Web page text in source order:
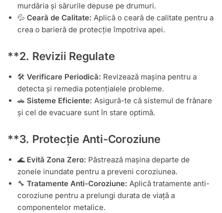
murdăria și sărurile depuse pe drumuri.
💦 Ceară de Calitate: Aplică o ceară de calitate pentru a
crea o barieră de protecție împotriva apei.
**2. Revizii Regulate
🛠️ Verificare Periodică: Revizează mașina pentru a
detecta și remedia potențialele probleme.
🚗 Sisteme Eficiente: Asigură-te că sistemul de frânare
și cel de evacuare sunt în stare optimă.
**3. Protecție Anti-Coroziune
🌊 Evită Zona Zero: Păstrează mașina departe de
zonele inundate pentru a preveni coroziunea.
🔧 Tratamente Anti-Coroziune: Aplică tratamente anti-
coroziune pentru a prelungi durata de viață a
componentelor metalice.